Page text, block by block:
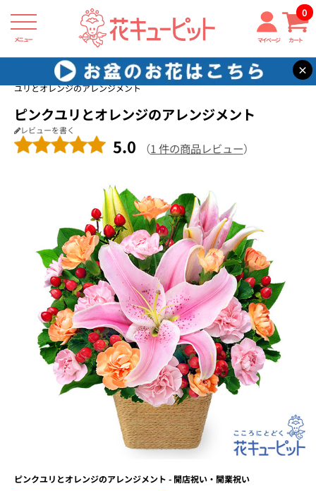
メニュー マイページ カート
0
×
花キューピット 開店祝い・開業祝い
【開店祝い・開業祝い】ピンク
ユリとオレンジのアレンジメント
ピンクユリとオレンジのアレンジメント
レビューを書く
5.0 （1 件の商品レビュー）
ピンクユリとオレンジのアレンジメント - 開店祝い・開業祝い